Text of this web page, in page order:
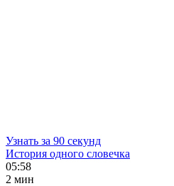
Узнать за 90 секунд
История одного словечка
05:58
2 мин